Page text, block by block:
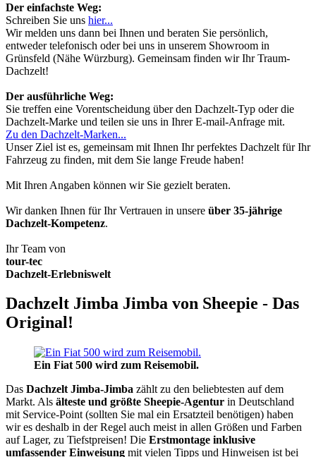
Der einfachste Weg:
Schreiben Sie uns hier...
Wir melden uns dann bei Ihnen und beraten Sie persönlich,
entweder telefonisch oder bei uns in unserem Showroom in
Grünsfeld (Nähe Würzburg). Gemeinsam finden wir Ihr Traum-
Dachzelt!
Der ausführliche Weg:
Sie treffen eine Vorentscheidung über den Dachzelt-Typ oder die
Dachzelt-Marke und teilen sie uns in Ihrer E-mail-Anfrage mit.
Zu den Dachzelt-Marken...
Unser Ziel ist es, gemeinsam mit Ihnen Ihr perfektes Dachzelt für Ihr
Fahrzeug zu finden, mit dem Sie lange Freude haben!
Mit Ihren Angaben können wir Sie gezielt beraten.
Wir danken Ihnen für Ihr Vertrauen in unsere über 35-jährige
Dachzelt-Kompetenz.
Ihr Team von
tour-tec
Dachzelt-Erlebniswelt
Dachzelt Jimba Jimba von Sheepie - Das
Original!
Ein Fiat 500 wird zum Reisemobil.
Das Dachzelt Jimba-Jimba zählt zu den beliebtesten auf dem
Markt. Als älteste und größte Sheepie-Agentur in Deutschland
mit Service-Point (sollten Sie mal ein Ersatzteil benötigen) haben
wir es deshalb in der Regel auch meist in allen Größen und Farben
auf Lager, zu Tiefstpreisen! Die Erstmontage inklusive
umfassender Einweisung mit vielen Tipps und Hinweisen ist bei